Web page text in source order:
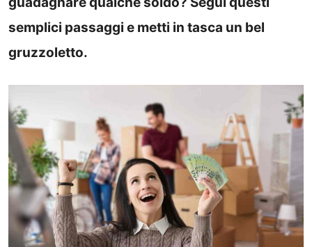
semplici passaggi e metti in tasca un bel
gruzzoletto.